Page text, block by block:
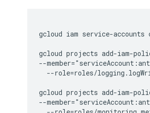
gcloud iam service-
gcloud projects add-iam-
--
--role=roles/
gcloud projects add-iam-
--